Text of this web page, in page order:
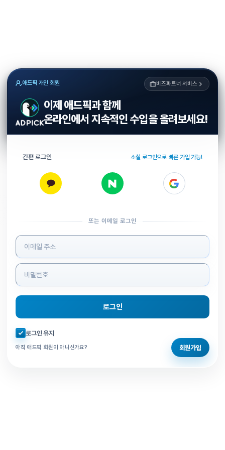
애드픽 개인 회원 비즈파트너 서비스
이제 애드픽과 함께
온라인에서 지속적인 수입을 올려보세요!
간편 로그인 소셜 로그인으로 빠른 가입 가능!
또는 이메일 로그인
로그인 정보 입력
로그인
자동로그인 체크
로그인 유지
아직 애드픽 회원이 아니신가요? 회원가입